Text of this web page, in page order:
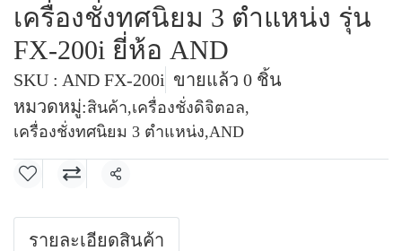
เครื่องชั่งทศนิยม 3 ตำแหน่ง รุ่น
FX-200i ยี่ห้อ AND
SKU : AND FX-200i ขายแล้ว 0 ชิ้น
หมวดหมู่:สินค้า,เครื่องชั่งดิจิตอล,
เครื่องชั่งทศนิยม 3 ตำแหน่ง,AND
แชร์
รายละเอียดสินค้า